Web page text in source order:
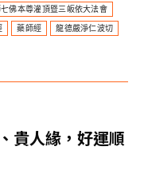
，大家都想在新年有
佛本尊灌頂暨三皈依大法會
藥師經 龍德嚴淨仁波切
貴人緣，好運順